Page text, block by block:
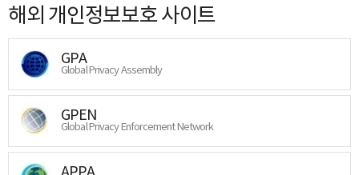
해외 개인정보보호 사이트
GPA
Global Privacy Assembly
GPEN
Global Privacy Enforcement Network